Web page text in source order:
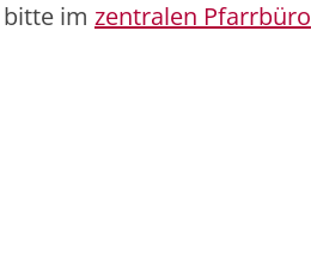
im zentralen Pfarrbüro